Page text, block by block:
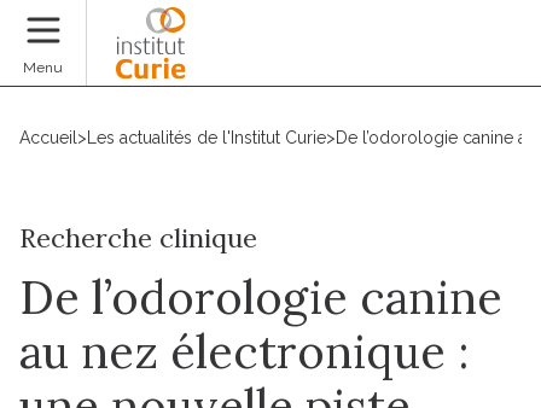
Menu
Accueil > Les actualités de l'Institut Curie>De l’odorologie canine
Recherche clinique
De l’odorologie canine
au nez électronique :